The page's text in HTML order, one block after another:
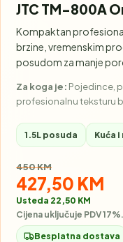
JTC TM-800A
Kompaktan
brzine, vremenskim
posudom za manje
Za koga je: Pojedince,
profesionalnu teksturu
1.5L posuda Kuća
Stara cijena:
450 KM
Akcijska
427,50 KM
Usteda 22,50 KM
Cijena uključuje PDV 17%.
Besplatna dostava